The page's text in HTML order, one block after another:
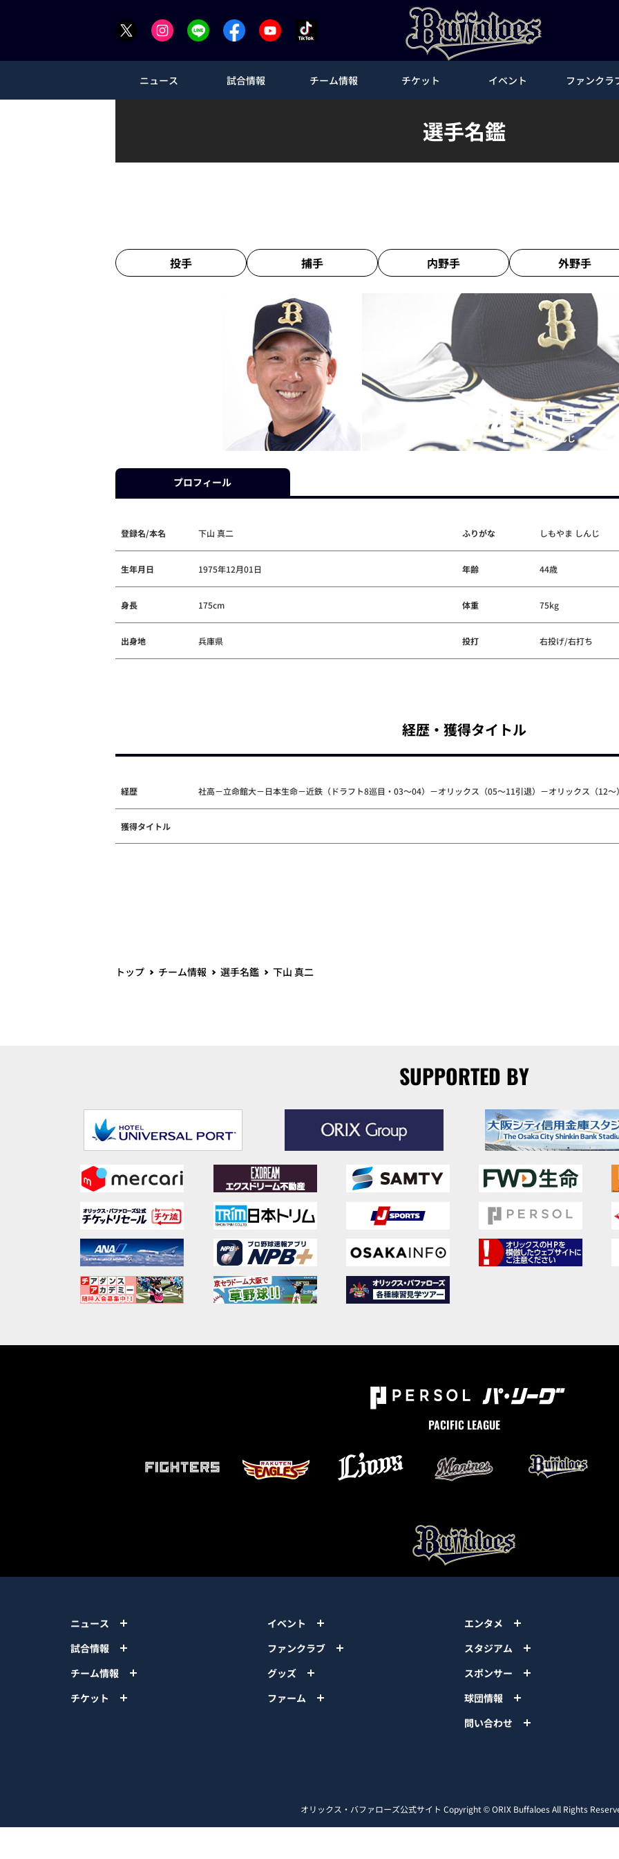
ニュース 試合情報 チーム情報 チケット イベント ファンクラ
選手名鑑
投手 捕手 内野手 外野手
74下山 真二
しもやま しんじ
プロフィール
登録名/本名 下山 真二 ふりがな しもやま しんじ
生年月日 1975年12月01日 年齢 44歳
身長 175cm 体重 75kg
出身地 兵庫県 投打 右投げ/右打ち
経歴・獲得タイトル
経歴 社高－立命館大－日本生命－近鉄（ドラフト8巡目・03～04）－オリックス（05～11引退）－オリックス（12～
獲得タイトル
トップ チーム情報 選手名鑑 下山 真二
SUPPORTED BY
PACIFIC LEAGUE
ニュース
試合情報
チーム情報
チケット
イベント
ファンクラブ
グッズ
ファーム
エンタメ
スタジアム
スポンサー
球団情報
問い合わせ
オリックス・バファローズ公式サイト Copyright © ORIX Buffaloes All Rights